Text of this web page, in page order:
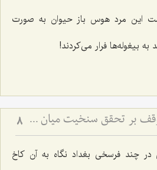
این مرد هوس باز حیوان به صورت
بیغوله‌ها فرار می‌کردند!
معرفت پروردگار متوقف بر تحقق سنخیت میان عبد و رب 8
در چند فرسخی بغداد نگاه به آن کاخ